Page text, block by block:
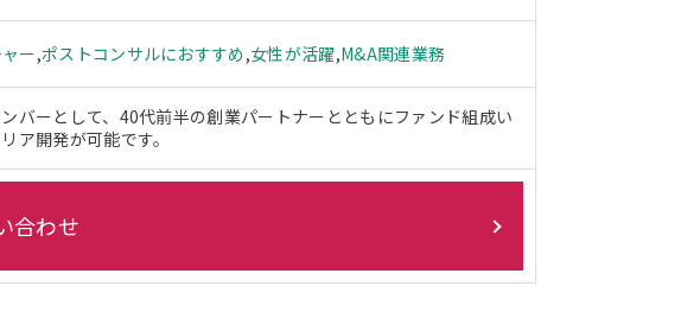
ー,ポストコンサルにおすすめ ,女性が活躍,M&A関連業務
バーとして、40代前半の創業パートナーとともにファンド組成い
ア開発が可能です。
合わせ